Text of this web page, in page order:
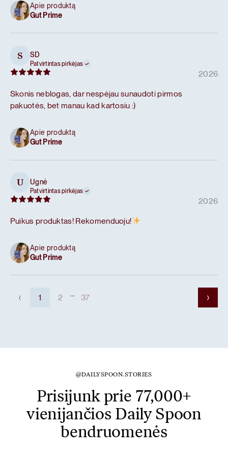
Apie produktą
Gut Prime
S SD
Patvirtintas pirkėjas
2026
Skonis neblogas, dar nespėjau sunaudoti pirmos
pakuotės, bet manau kad kartosiu :)
Apie produktą
Gut Prime
U Ugnė
Patvirtintas pirkėjas
2026
Puikus produktas! Rekomenduoju!
Apie produktą
Gut Prime
1 2 ... 37
@DAILYSPOON.STORIES
Prisijunk prie 77,000+
vienijančios Daily Spoon
bendruomenės